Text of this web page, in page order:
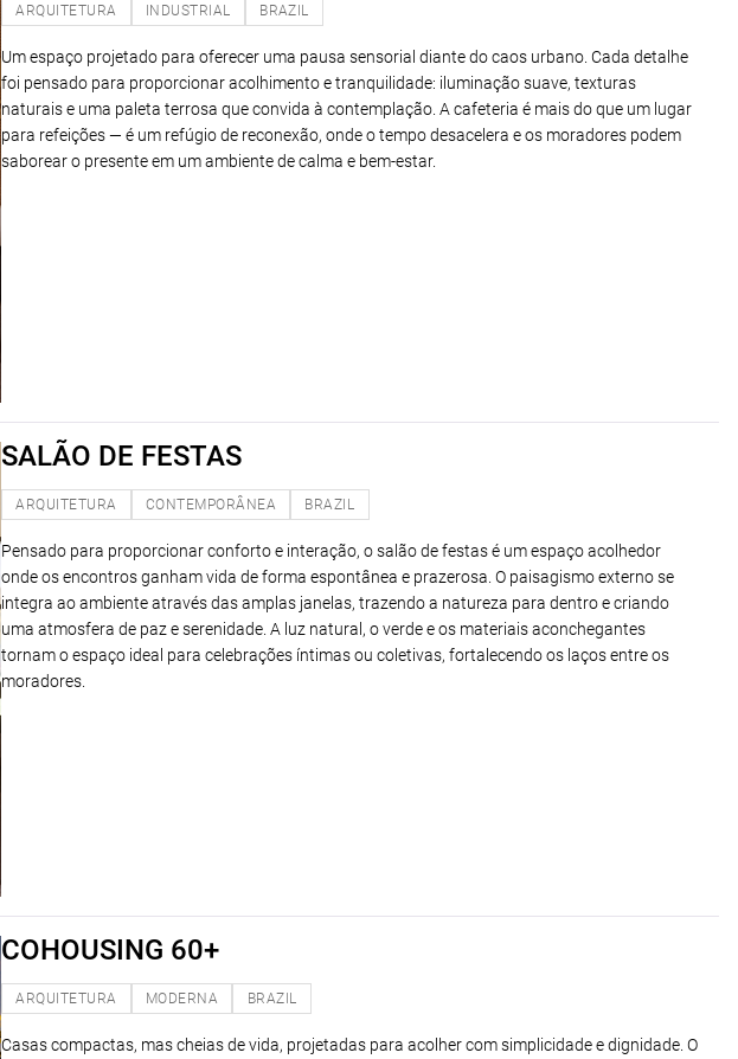
ARQUITETURA INDUSTRIAL BRAZIL
Um espaço projetado para oferecer uma pausa sensorial diante do caos urbano. Cada detalhe
foi pensado para proporcionar acolhimento e tranquilidade: iluminação suave, texturas
naturais e uma paleta terrosa que convida à contemplação. A cafeteria é mais do que um lugar
para refeições — é um refúgio de reconexão, onde o tempo desacelera e os moradores podem
saborear o presente em um ambiente de calma e bem-estar.
SALÃO DE FESTAS
ARQUITETURA CONTEMPORÂNEA BRAZIL
Pensado para proporcionar conforto e interação, o salão de festas é um espaço acolhedor
onde os encontros ganham vida de forma espontânea e prazerosa. O paisagismo externo se
integra ao ambiente através das amplas janelas, trazendo a natureza para dentro e criando
uma atmosfera de paz e serenidade. A luz natural, o verde e os materiais aconchegantes
tornam o espaço ideal para celebrações íntimas ou coletivas, fortalecendo os laços entre os
moradores.
COHOUSING 60+
ARQUITETURA MODERNA BRAZIL
Casas compactas, mas cheias de vida, projetadas para acolher com simplicidade e dignidade. O